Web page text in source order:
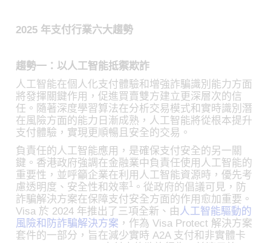
2025 年支付行業六大趨勢
趨勢一：以人工智能抵禦欺詐
人工智能在個人化支付體驗和增強詐騙識別能力方面
將發揮關鍵作用，促進買賣雙方建立更深層次的信
任。隨著深度學習算法在分析交易模式和實時識別潛
在風險方面的能力日漸成熟，人工智能將從根本提升
支付體驗，實現更順暢且安全的交易。
負責任的人工智能應用，是確保支付安全的另一關
鍵。香港政府強調在金融業中負責任使用人工智能的
重要性，並呼籲企業在利用人工智能資源時，優先考
慮透明度、安全性和效率1 。從政府的倡議可見，防
詐騙解決方案在保障支付安全方面的作用愈加重要。
Visa 於 2024 年推出了三項全新、由人工智能驅動的
風險和防詐騙解決方案 ，作為 Visa Protect 解決方案
套件的一部分，旨在減少實時 A2A 支付和非實體卡